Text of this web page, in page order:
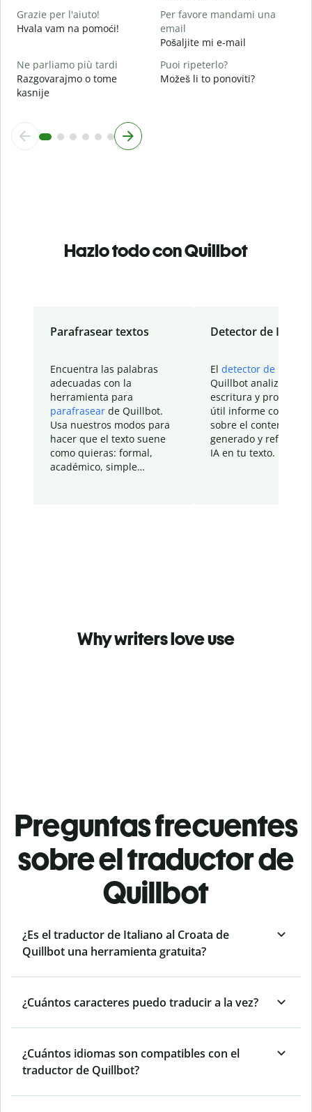
Grazie per l'aiuto!
Hvala vam na pomoći!
Per favore mandami una
email
Pošaljite mi e-mail
Ne parliamo più tardi
Razgovarajmo o tome
kasnije
Puoi ripeterlo?
Možeš li to ponoviti?
Hazlo todo con Quillbot
Parafrasear textos
Encuentra las palabras
adecuadas con la
herramienta para
parafrasear de Quillbot.
Usa nuestros modos para
hacer que el texto suene
como quieras: formal,
académico, simple…
Detector de IA
El detector de IA
Quillbot analiza tu
escritura y
útil informe con
sobre el contenido
generado y refinado
IA en tu texto.
Why writers love use
Preguntas frecuentes
sobre el traductor de
Quillbot
¿Es el traductor de Italiano al Croata de
Quillbot una herramienta gratuita?
¿Cuántos caracteres puedo traducir a la vez?
¿Cuántos idiomas son compatibles con el
traductor de Quillbot?